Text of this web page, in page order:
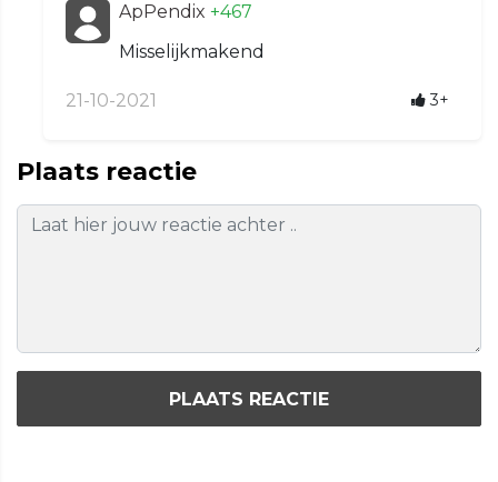
ApPendix +467
Misselijkmakend
21-10-2021 3+
Plaats reactie
PLAATS REACTIE